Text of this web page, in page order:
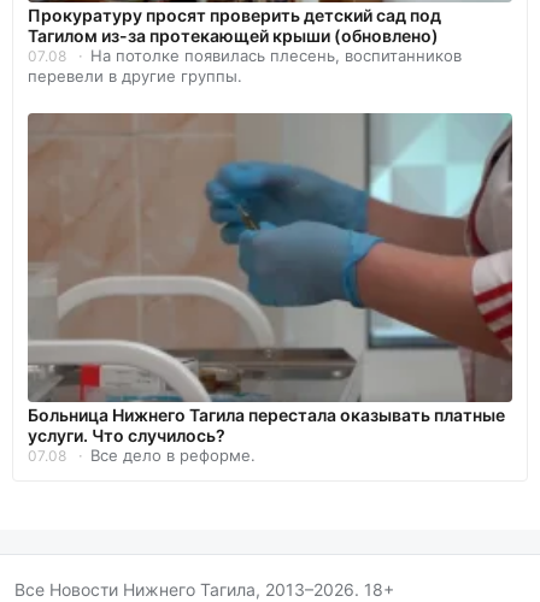
Прокуратуру просят проверить детский сад под
Тагилом из-за протекающей крыши (обновлено)
07.08
На потолке появилась плесень, воспитанников
перевели в другие группы.
Больница Нижнего Тагила перестала оказывать платные
услуги. Что случилось?
07.08 Все дело в реформе.
Все Новости Нижнего Тагила, 2013–2026. 18+